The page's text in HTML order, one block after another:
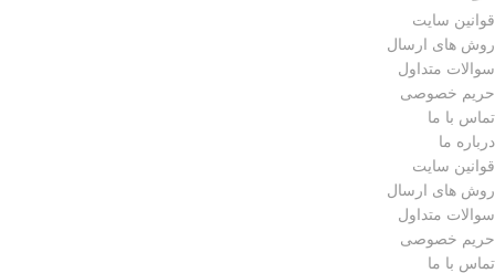
قوانین سایت
روش های ارسال
سوالات متداول
حریم خصوصی
تماس با ما
درباره ما
قوانین سایت
روش های ارسال
سوالات متداول
حریم خصوصی
تماس با ما